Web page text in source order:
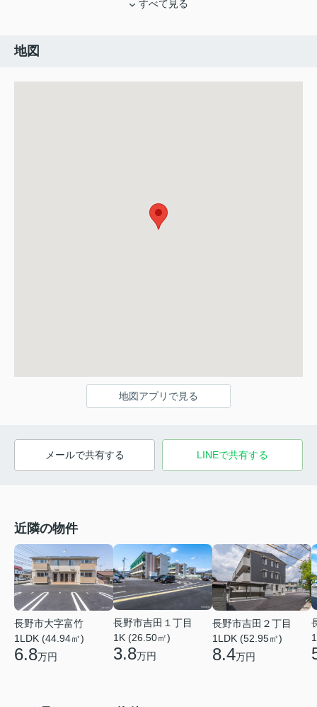
すべて見る
地図
地図アプリで見る
メールで共有する LINEで共有する
近隣の物件
長野市大字富竹
1LDK (44.94㎡)
6.8万円
長野市吉田１丁目
1K (26.50㎡)
3.8万円
長野市吉田２丁目
1LDK (52.95㎡)
8.4万円